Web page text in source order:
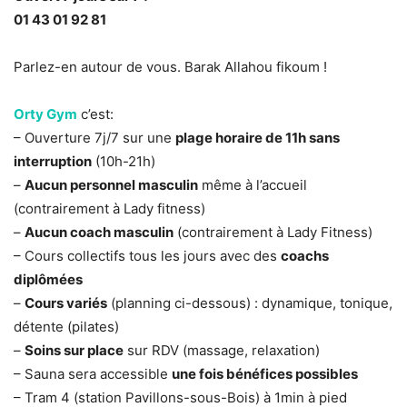
01 43 01 92 81
Parlez-en autour de vous. Barak Allahou fikoum !
Orty Gym c’est:
– Ouverture 7j/7 sur une plage horaire de 11h sans
interruption (10h-21h)
– Aucun personnel masculin même à l’accueil
(contrairement à Lady fitness)
– Aucun coach masculin (contrairement à Lady Fitness)
– Cours collectifs tous les jours avec des coachs
diplômées
– Cours variés (planning ci-dessous) : dynamique, tonique,
détente (pilates)
– Soins sur place sur RDV (massage, relaxation)
– Sauna sera accessible une fois bénéfices possibles
– Tram 4 (station Pavillons-sous-Bois) à 1min à pied